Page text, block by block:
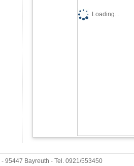
Loading...
- 95447 Bayreuth - Tel. 0921/553450